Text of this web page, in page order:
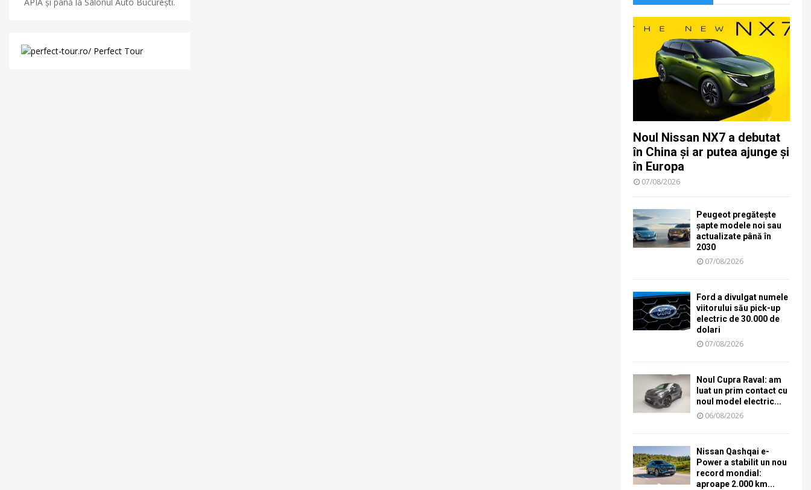
Noul Nissan NX7 a debutat
în China și ar putea ajunge și
în Europa
07/08/2026
Peugeot pregătește
șapte modele noi sau
actualizate până în
2030
07/08/2026
Ford a divulgat numele
viitorului său pick-up
electric de 30.000 de
dolari
07/08/2026
Noul Cupra Raval: am
luat un prim contact cu
noul model electric...
06/08/2026
Nissan Qashqai e-
Power a stabilit un nou
record mondial:
aproape 2.000 km...